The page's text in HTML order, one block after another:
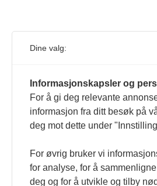
Dine valg:
Informasjonskapsler og
For å gi deg relevante
informasjon fra ditt besøk på
deg mot dette under
For øvrig bruker vi
for analyse, for å
deg og for å utvikle og tilby